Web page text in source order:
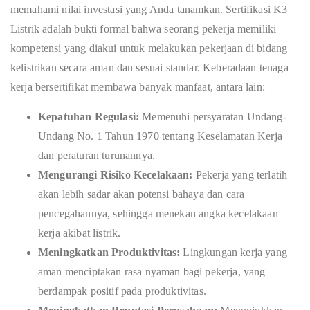
memahami nilai investasi yang Anda tanamkan. Sertifikasi K3
Listrik adalah bukti formal bahwa seorang pekerja memiliki
kompetensi yang diakui untuk melakukan pekerjaan di bidang
kelistrikan secara aman dan sesuai standar. Keberadaan tenaga
kerja bersertifikat membawa banyak manfaat, antara lain:
Kepatuhan Regulasi: Memenuhi persyaratan Undang-
Undang No. 1 Tahun 1970 tentang Keselamatan Kerja
dan peraturan turunannya.
Mengurangi Risiko Kecelakaan: Pekerja yang terlatih
akan lebih sadar akan potensi bahaya dan cara
pencegahannya, sehingga menekan angka kecelakaan
kerja akibat listrik.
Meningkatkan Produktivitas: Lingkungan kerja yang
aman menciptakan rasa nyaman bagi pekerja, yang
berdampak positif pada produktivitas.